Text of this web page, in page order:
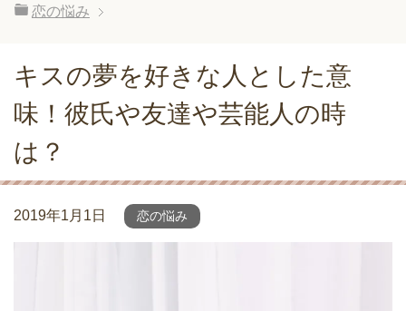
恋の悩み
キスの夢を好きな人とした意
味！彼氏や友達や芸能人の時
は？
2019年1月1日 恋の悩み